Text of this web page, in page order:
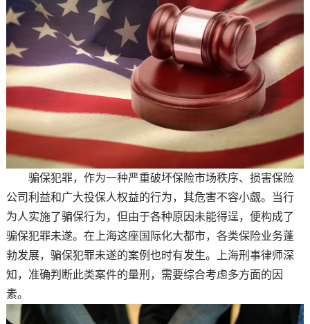
骗保犯罪，作为一种严重破坏保险市场秩序、损害保险
公司利益和广大投保人权益的行为，其危害不容小觑。当行
为人实施了骗保行为，但由于各种原因未能得逞，便构成了
骗保犯罪未遂。在上海这座国际化大都市，各类保险业务蓬
勃发展，骗保犯罪未遂的案例也时有发生。上海刑事律师深
知，准确判断此类案件的量刑，需要综合考虑多方面的因
素。